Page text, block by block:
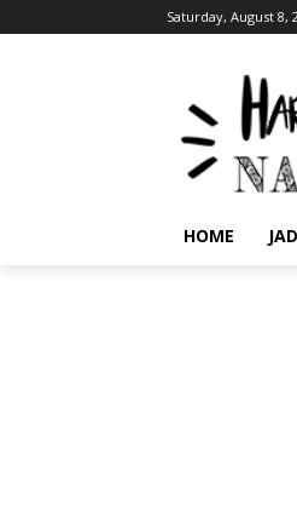
Saturday, August 8,
HOME